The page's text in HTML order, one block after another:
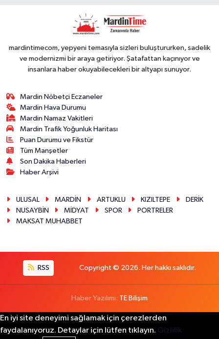
mardintimecom, yepyeni temasıyla sizleri buluştururken, sadelik
ve modernizmi bir araya getiriyor. Şatafattan kaçınıyor ve
insanlara haber okuyabilecekleri bir altyapı sunuyor.
Mardin Nöbetçi Eczaneler
Mardin Hava Durumu
Mardin Namaz Vakitleri
Mardin Trafik Yoğunluk Haritası
Puan Durumu ve Fikstür
Tüm Manşetler
Son Dakika Haberleri
Haber Arşivi
ULUSAL MARDİN ARTUKLU KIZILTEPE
DERİK
NUSAYBİN
MİDYAT SPOR
PORTRELER
MAKSAT MUHABBET
RSS Copyright © 2026. Her hakkı saklıdır.
Haber Yazılımı: TE Bilişim
En iyi site deneyimi sağlamak için çerezlerden
faydalanıyoruz. Detaylar için lütfen tıklayın. Gizlilik